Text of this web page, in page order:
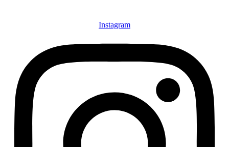
Instagram